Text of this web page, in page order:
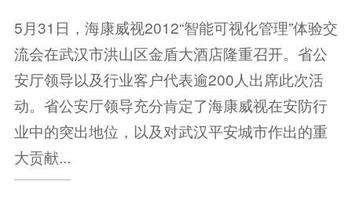
5月31日，海康威视2012“智能可视化管理”体验交
流会在武汉市洪山区金盾大酒店隆重召开。省公
安厅领导以及行业客户代表逾200人出席此次活
动。省公安厅领导充分肯定了海康威视在安防行
业中的突出地位，以及对武汉平安城市作出的重
大贡献...